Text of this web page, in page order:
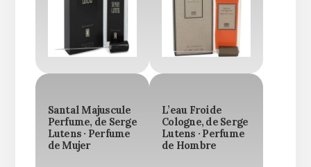
Santal Majuscule
Perfume, de Serge
Lutens · Perfume
de Mujer
L’eau Froide
Cologne, de Serge
Lutens · Perfume
de Hombre